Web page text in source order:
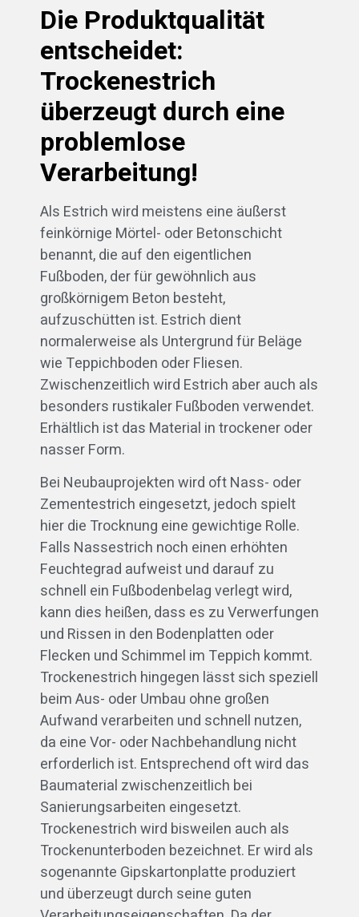
Die Produktqualität
entscheidet:
Trockenestrich
überzeugt durch eine
problemlose
Verarbeitung!
Als Estrich wird meistens eine äußerst
feinkörnige Mörtel- oder Betonschicht
benannt, die auf den eigentlichen
Fußboden, der für gewöhnlich aus
großkörnigem Beton besteht,
aufzuschütten ist. Estrich dient
normalerweise als Untergrund für Beläge
wie Teppichboden oder Fliesen.
Zwischenzeitlich wird Estrich aber auch als
besonders rustikaler Fußboden verwendet.
Erhältlich ist das Material in trockener oder
nasser Form.
Bei Neubauprojekten wird oft Nass- oder
Zementestrich eingesetzt, jedoch spielt
hier die Trocknung eine gewichtige Rolle.
Falls Nassestrich noch einen erhöhten
Feuchtegrad aufweist und darauf zu
schnell ein Fußbodenbelag verlegt wird,
kann dies heißen, dass es zu Verwerfungen
und Rissen in den Bodenplatten oder
Flecken und Schimmel im Teppich kommt.
Trockenestrich hingegen lässt sich speziell
beim Aus- oder Umbau ohne großen
Aufwand verarbeiten und schnell nutzen,
da eine Vor- oder Nachbehandlung nicht
erforderlich ist. Entsprechend oft wird das
Baumaterial zwischenzeitlich bei
Sanierungsarbeiten eingesetzt.
Trockenestrich wird bisweilen auch als
Trockenunterboden bezeichnet. Er wird als
sogenannte Gipskartonplatte produziert
und überzeugt durch seine guten